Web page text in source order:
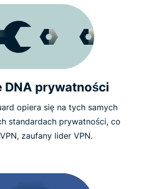
DNA prywatności
opiera się na tych samych
standardach prywatności, co
zaufany lider VPN.